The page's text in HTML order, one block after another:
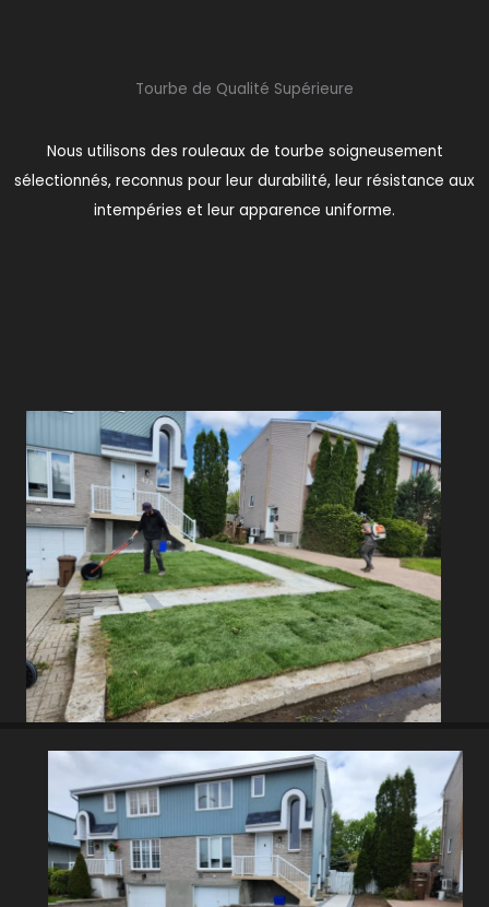
Tourbe de Qualité Supérieure
Nous utilisons des rouleaux de tourbe soigneusement
sélectionnés, reconnus pour leur durabilité, leur résistance aux
intempéries et leur apparence uniforme.